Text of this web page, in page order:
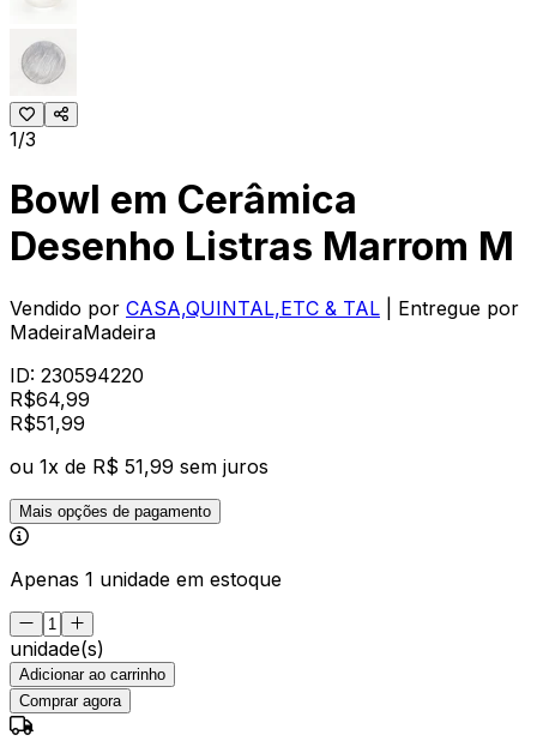
1/3
Bowl em Cerâmica
Desenho Listras Marrom M
Vendido por CASA,QUINTAL,ETC & TAL
| Entregue por
MadeiraMadeira
ID: 230594220
R$64,99
R$51,99
ou 1x de R$ 51,99 sem juros
Mais opções de pagamento
Apenas 1 unidade em estoque
unidade(s)
Adicionar ao carrinho
Comprar agora